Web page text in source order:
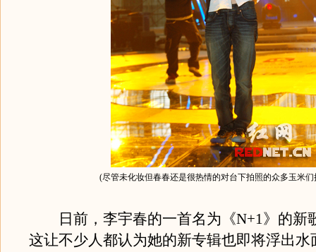
(尽管未化妆但春春还是很热情的对台下拍照的众多玉米们
日前，李宇春的一首名为《N+1》的新
这让不少人都认为她的新专辑也即将浮出水